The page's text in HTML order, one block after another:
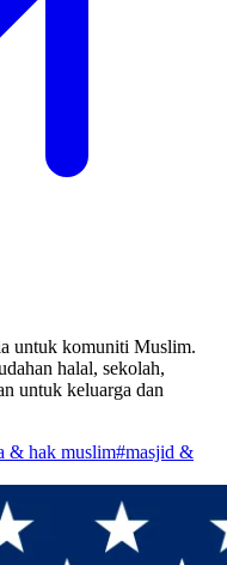
untuk komuniti Muslim.
halal, sekolah,
untuk keluarga dan
& hak muslim#masjid &